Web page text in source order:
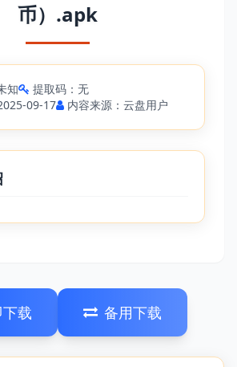
币）.apk
知
提取码：无
09-17
内容来源：云盘用户
载 备用下载